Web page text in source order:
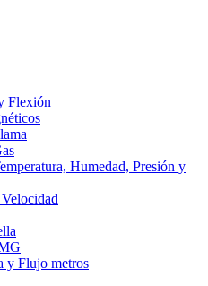
Flexión
Humedad, Presión y
y Flujo metros